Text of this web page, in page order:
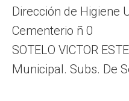
Dirección de Higiene
Cementerio ñ 0
SOTELO VICTOR
Municipal. Subs. De